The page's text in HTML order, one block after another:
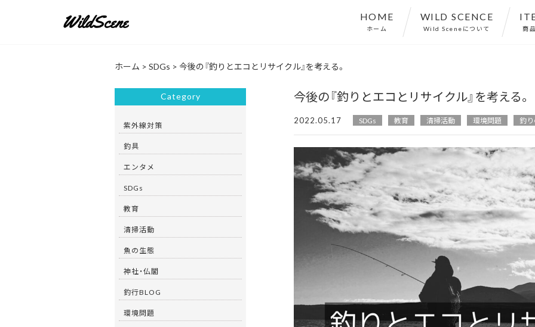
HOME
ホーム
WILD SCENCE
Wild Sceneについて 商
ホーム > SDGs > 今後の『釣りとエコとリサイクル』を考える。
今後の『釣りとエコとリサイクル』を考える。
2022.05.17 SDGs 教育 清掃活動 環境問題 釣
Category
紫外線対策
釣具
エンタメ
SDGs
教育
清掃活動
魚の生態
神社・仏閣
釣行BLOG
環境問題